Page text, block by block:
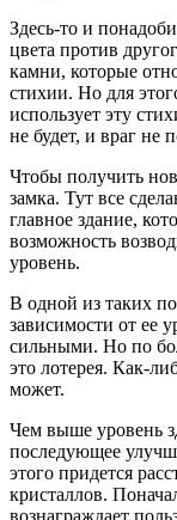
Здесь-то и
цвета против
камни, которые
стихии. Но для
использует эту
не будет, и враг не
Чтобы получить
замка. Тут все
главное здание,
возможность
уровень.
В одной из таких
зависимости от ее
сильными. Но по
это лотерея. Как-
может.
Чем выше уровень
последующее
этого придется
кристаллов.